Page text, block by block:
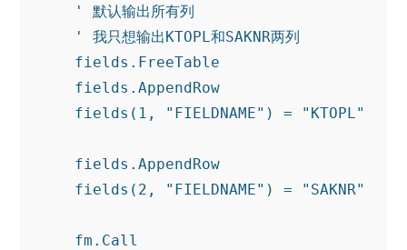
' 默认输出所有列
' 我只想输出KTOPL和SAKNR两列
    fields.FreeTable
    fields.AppendRow
    fields(
1 , "FIELDNAME" ) = "KTOPL"
    fields.AppendRow
    fields(
2 , "FIELDNAME" ) = "SAKNR"
    fm.
Call